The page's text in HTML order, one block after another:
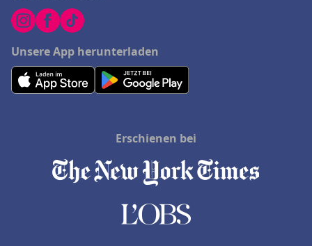
Unsere App herunterladen
Erschienen bei